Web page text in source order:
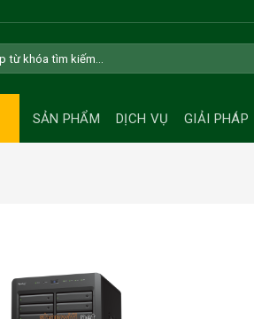
SẢN PHẨM DỊCH VỤ GIẢI PHÁP